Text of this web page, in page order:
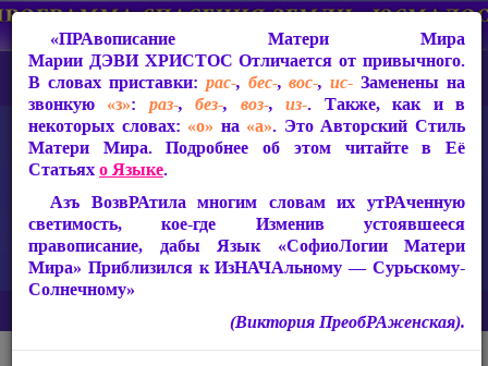
Публикации учеников Солнце Руси
Публикации учеников Матери Мира
«ПРАвописание Матери Мира
Марии ДЭВИ ХРИСТОС Отличается от привычного.
В словах приставки: рас-, бес-,вос-,ис- Заменены на
звонкую «з»: раз-,без-, воз-,из-. Также, как и в
некоторых словах: «о» на «а». Это Авторский Стиль
Матери Мира. Подробнее об этом читайте в Её
Статьяхо Языке.
Азъ ВозвРАтила многим словам их утРАченную
светимость, кое-где Изменив устоявшееся
правописание, дабы Язык «СофиоЛогии Матери
Мира» Приблизился к ИзНАЧАльному — Сурьскому-
Солнечному»
(Виктория ПреобРАженская).